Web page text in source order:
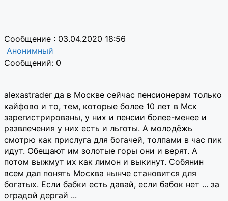
Сообщение : 03.04.2020 18:56
Анонимный
Сообщений: 0
alexastrader да в Москве сейчас пенсионерам только
кайфово и то, тем, которые более 10 лет в Мск
зарегистрированы, у них и пенсии более-менее и
развлечения у них есть и льготы. А молодёжь
смотрю как прислуга для богачей, толпами в час пик
идут. Обещают им золотые горы они и верят. А
потом выжмут их как лимон и выкинут. Собянин
всем дал понять Москва нынче становится для
богатых. Если бабки есть давай, если бабок нет ... за
оградой дергай ...